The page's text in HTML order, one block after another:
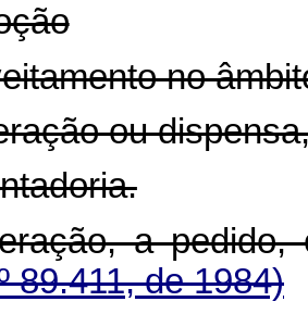
no
ou
a
89.411, de 1984)